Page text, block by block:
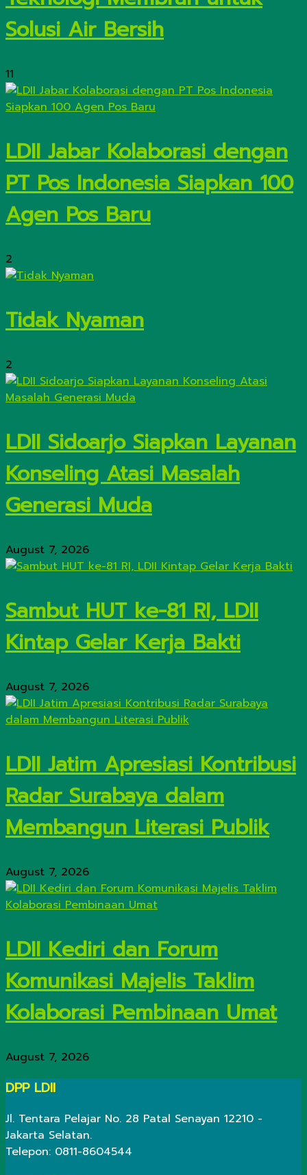
Solusi Air Bersih
11
LDII Jabar Kolaborasi dengan
PT Pos Indonesia Siapkan 100
Agen Pos Baru
2
Tidak Nyaman
2
LDII Sidoarjo Siapkan Layanan
Konseling Atasi Masalah
Generasi Muda
August 7, 2026
Sambut HUT ke-81 RI, LDII
Kintap Gelar Kerja Bakti
August 7, 2026
LDII Jatim Apresiasi Kontribusi
Radar Surabaya dalam
Membangun Literasi Publik
August 7, 2026
LDII Kediri dan Forum
Komunikasi Majelis Taklim
Kolaborasi Pembinaan Umat
August 7, 2026
DPP LDII
Jl. Tentara Pelajar No. 28 Patal Senayan 12210 -
Jakarta Selatan.
Telepon: 0811-8604544